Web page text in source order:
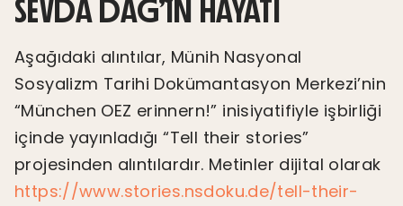
SEVDA DAĞ’IN HAYATI
Aşağıdaki alıntılar, Münih Nasyonal
Sosyalizm Tarihi Dokümantasyon Merkezi’nin
“München OEZ erinnern!” inisiyatifiyle işbirliği
içinde yayınladığı “Tell their stories”
projesinden alıntılardır. Metinler dijital olarak
https://www.stories.nsdoku.de/tell-their-